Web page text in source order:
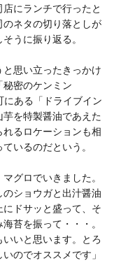
にランチで行ったと
ネタの切り落としが
うに振り返る。
思い立ったきっかけ
密のケンミン
ある「ドライブイン
を特製醤油であえた
るロケーションも相
いるのだという。
グロでいきました。
ショウガと出汁醤油
ドサッと盛って、そ
苔を振って・・・。
いと思います。とろ
のでオススメです」